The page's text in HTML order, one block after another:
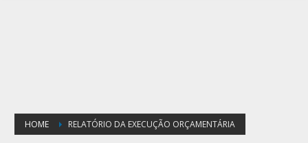
HOME RELATÓRIO DA EXECUÇÃO ORÇAMENTÁRIA